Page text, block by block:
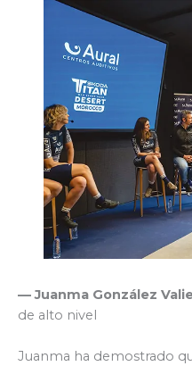
— Juanma González
de alto nivel
Juanma ha demostrado